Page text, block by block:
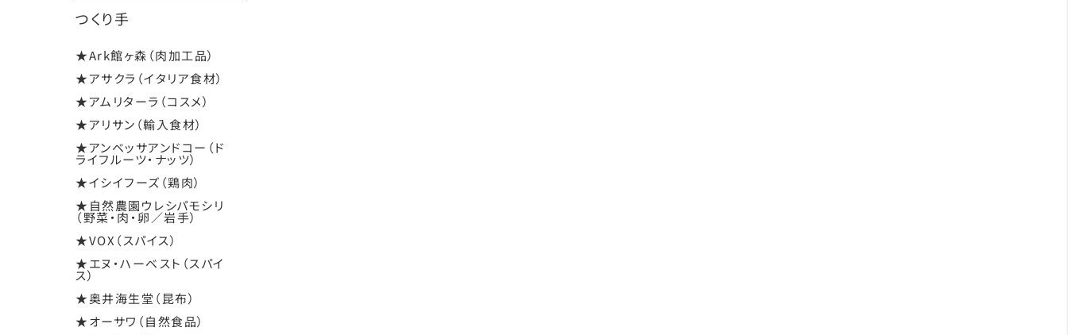
つくり手
★Ark館ヶ森（肉加工品）
★アサクラ（イタリア食材）
★アムリターラ（コスメ）
★アリサン（輸入食材）
★アンベッサアンドコー（ド
ライフルーツ・ナッツ）
★イシイフーズ（鶏肉）
★自然農園ウレシパモシリ
（野菜・肉・卵／岩手）
★VOX（スパイス）
★エヌ・ハーベスト（スパイ
ス）
★奥井海生堂（昆布）
★オーサワ（自然食品）